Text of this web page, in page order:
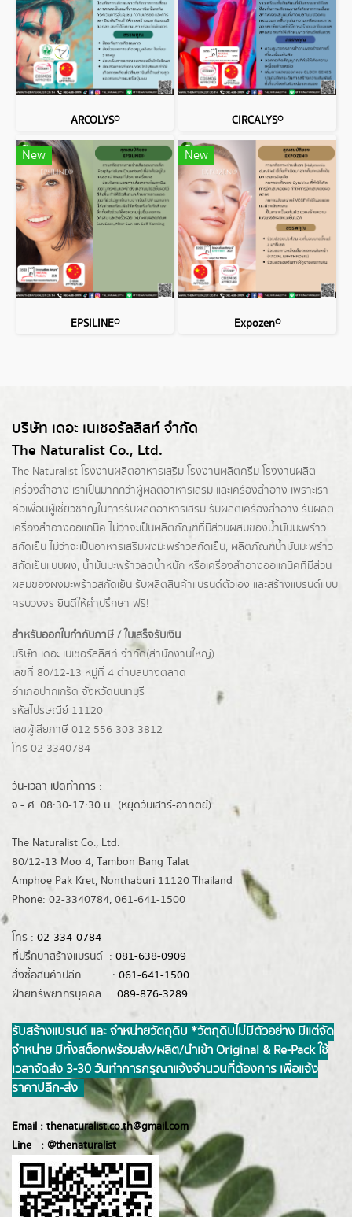
ARCOLYS® CIRCALYS®
New
EPSILINE®
New
Expozen®
บริษัท เดอะ เนเชอรัลลิสท์ จำกัด
The Naturalist Co., Ltd.
The Naturalist โรงงานผลิตอาหารเสริม โรงงานผลิตครีม โรงงานผลิต
เครื่องสำอาง เราเป็นมากกว่าผู้ผลิตอาหารเสริม และเครื่องสำอาง เพราะเรา
คือเพื่อนผู้เชี่ยวชาญในการรับผลิตอาหารเสริม รับผลิตเครื่องสำอาง รับผลิต
เครื่องสำอางออแกนิค ไม่ว่าจะเป็นผลิตภัณฑ์ที่มีส่วนผสมของน้ำมันมะพร้าว
สกัดเย็น ไม่ว่าจะเป็นอาหารเสริมผงมะพร้าวสกัดเย็น, ผลิตภัณฑ์น้ำมันมะพร้าว
สกัดเย็นแบบผง, น้ำมันมะพร้าวลดน้ำหนัก หรือเครื่องสำอางออแกนิคที่มีส่วน
ผสมของผงมะพร้าวสกัดเย็น รับผลิตสินค้าแบรนด์ตัวเอง และสร้างแบรนด์แบบ
ครบวงจร ยินดีให้คำปรึกษา ฟรี!
สำหรับออกใบกำกับภาษี / ใบเสร็จรับเงิน
บริษัท เดอะ เนเชอรัลลิสท์ จำกัด(ส่านักงานใหญ่)
เลขที่ 80/12-13 หมู่ที่ 4 ตำบลบางตลาด
อำเภอปากเกร็ด จังหวัดนนทบุรี
รหัสไปรษณีย์ 11120
เลขผู้เสียภาษี 012 556 303 3812
โทร 02-3340784
วัน-เวลา เปิดทำการ :
จ.- ศ. 08:30-17:30 น.. (หยุดวันเสาร์-อาทิตย์)
The Naturalist Co., Ltd.
80/12-13 Moo 4, Tambon Bang Talat
Amphoe Pak Kret, Nonthaburi 11120 Thailand
Phone: 02-3340784, 061-641-1500
โทร : 02-334-0784
ที่ปรึกษาสร้างแบรนด์ : 081-638-0909
สั่งซื้อสินค้าปลีก : 061-641-1500
ฝ่ายทรัพยากรบุคคล : 089-876-3289
รับสร้างแบรนด์ และ จำหน่ายวัตถุดิบ *วัตถุดิบไม่มีตัวอย่าง มีแต่จัด
จำหน่าย มีทั้งสต็อกพร้อมส่ง/ผลิต/นำเข้า Original & Re-Pack ใช้
เวลาจัดส่ง 3-30 วันทำการ กรุณาแจ้งจำนวนที่ต้องการ เพื่อแจ้ง
ราคาปลีก-ส่ง
Email : thenaturalist.co.th@gmail.com
Line : @thenaturalist